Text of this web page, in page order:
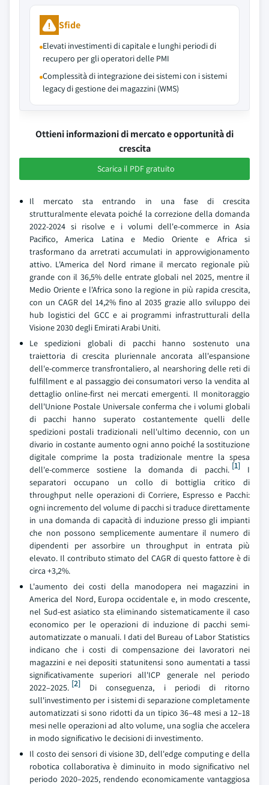
Sfide
Elevati investimenti di capitale e lunghi periodi di
recupero per gli operatori delle PMI
Complessità di integrazione dei sistemi con i sistemi
legacy di gestione dei magazzini (WMS)
Ottieni informazioni di mercato e opportunità di
crescita
Scarica il PDF gratuito
Il mercato sta entrando in una fase di crescita
strutturalmente elevata poiché la correzione della domanda
2022-2024 si risolve e i volumi dell'e-commerce in Asia
Pacifico, America Latina e Medio Oriente e Africa si
trasformano da arretrati accumulati in approvvigionamento
attivo. L'America del Nord rimane il mercato regionale più
grande con il 36,5% delle entrate globali nel 2025, mentre il
Medio Oriente e l'Africa sono la regione in più rapida crescita,
con un CAGR del 14,2% fino al 2035 grazie allo sviluppo dei
hub logistici del GCC e ai programmi infrastrutturali della
Visione 2030 degli Emirati Arabi Uniti.
Le spedizioni globali di pacchi hanno sostenuto una
traiettoria di crescita pluriennale ancorata all'espansione
dell'e-commerce transfrontaliero, al nearshoring delle reti di
fulfillment e al passaggio dei consumatori verso la vendita al
dettaglio online-first nei mercati emergenti. Il monitoraggio
dell'Unione Postale Universale conferma che i volumi globali
di pacchi hanno superato costantemente quelli delle
spedizioni postali tradizionali nell'ultimo decennio, con un
divario in costante aumento ogni anno poiché la sostituzione
digitale comprime la posta tradizionale mentre la spesa
dell'e-commerce sostiene la domanda di pacchi. [1]I
separatori occupano un collo di bottiglia critico di
throughput nelle operazioni di Corriere, Espresso e Pacchi:
ogni incremento del volume di pacchi si traduce direttamente
in una domanda di capacità di induzione presso gli impianti
che non possono semplicemente aumentare il numero di
dipendenti per assorbire un throughput in entrata più
elevato. Il contributo stimato del CAGR di questo fattore è di
circa +3,2%.
L'aumento dei costi della manodopera nei magazzini in
America del Nord, Europa occidentale e, in modo crescente,
nel Sud-est asiatico sta eliminando sistematicamente il caso
economico per le operazioni di induzione di pacchi semi-
automatizzate o manuali. I dati del Bureau of Labor Statistics
indicano che i costi di compensazione dei lavoratori nei
magazzini e nei depositi statunitensi sono aumentati a tassi
significativamente superiori all'ICP generale nel periodo
2022–2025. [2] Di conseguenza, i periodi di ritorno
sull'investimento per i sistemi di separazione completamente
automatizzati si sono ridotti da un tipico 36–48 mesi a 12–18
mesi nelle operazioni ad alto volume, una soglia che accelera
in modo significativo le decisioni di investimento.
Il costo dei sensori di visione 3D, dell'edge computing e della
robotica collaborativa è diminuito in modo significativo nel
periodo 2020–2025, rendendo economicamente vantaggiosa